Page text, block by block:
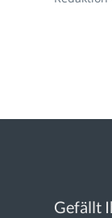
Gefällt